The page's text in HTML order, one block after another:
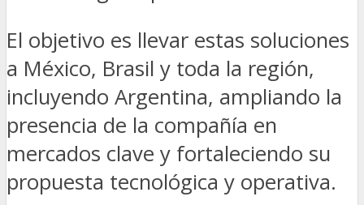
El objetivo es llevar estas soluciones
a México, Brasil y toda la región,
incluyendo Argentina, ampliando la
presencia de la compañía en
mercados clave y fortaleciendo su
propuesta tecnológica y operativa.